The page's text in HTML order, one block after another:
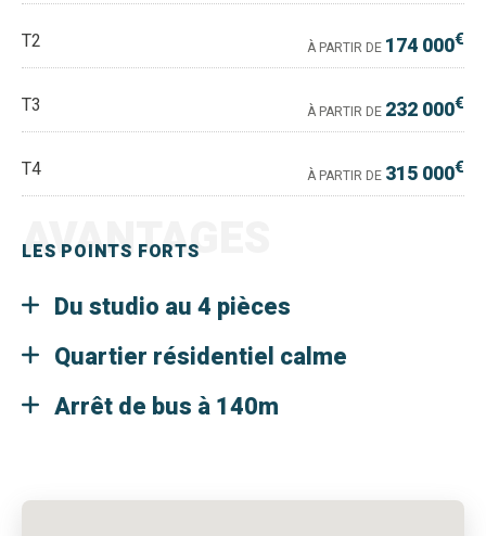
T2 À PARTIR DE 174 000€
T3 À PARTIR DE 232 000€
T4 À PARTIR DE 315 000€
LES POINTS FORTS
AVANTAGES
Du studio au 4 pièces
Quartier résidentiel calme
Arrêt de bus à 140m